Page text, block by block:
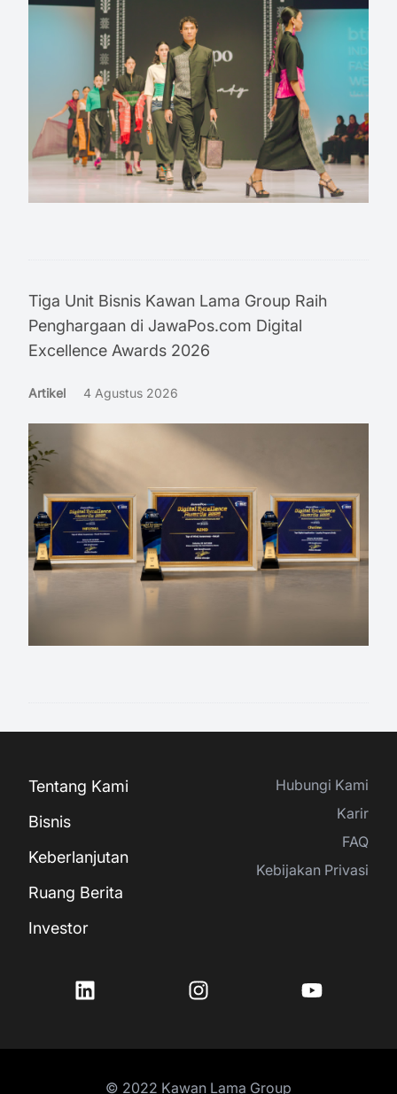
Tiga Unit Bisnis Kawan Lama Group Raih
Penghargaan di JawaPos.com Digital
Excellence Awards 2026
Artikel 4 Agustus 2026
Tentang Kami
Bisnis
Keberlanjutan
Ruang Berita
Investor
Hubungi Kami
Karir
FAQ
Kebijakan Privasi
© 2022 Kawan Lama Group